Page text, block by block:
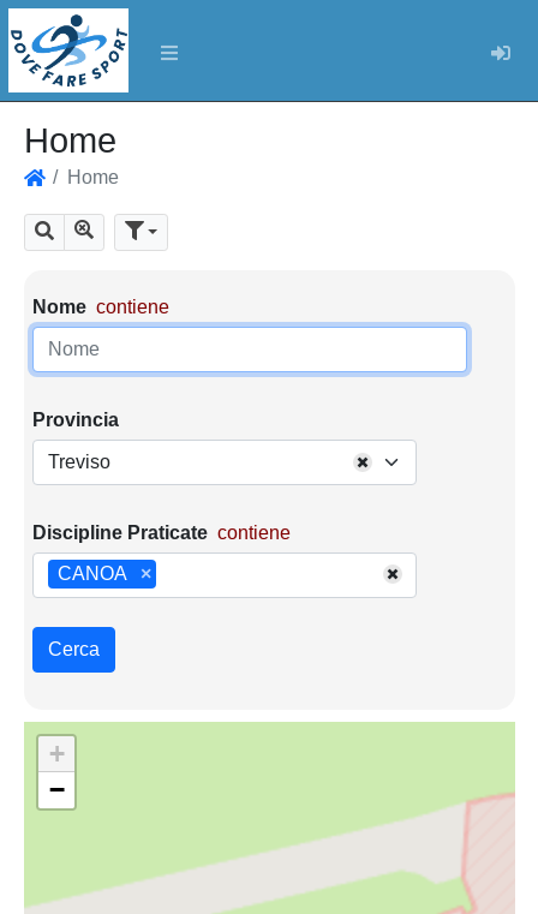
Home
Home
Cerca Mostra tutti i risultati
Parametri di ricerca
Nome contiene
Provincia
Treviso
Discipline Praticate contiene
×
CANOA
Cerca
+
−